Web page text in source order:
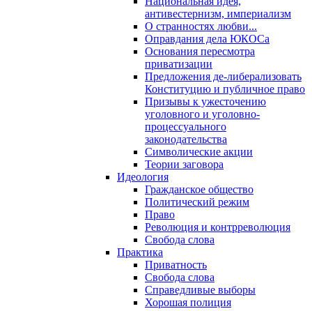
антивестернизм, империализм
О странностях любви...
Оправдания дела ЮКОСа
Основания пересмотра
приватизации
Предложения де-либерализовать
Конституцию и публичное право
Призывы к ужесточению
уголовного и уголовно-
процессуального
законодательства
Символические акции
Теории заговора
Идеология
Гражданское общество
Политический режим
Право
Революция и контрреволюция
Свобода слова
Практика
Приватность
Свобода слова
Справедливые выборы
Хорошая полиция